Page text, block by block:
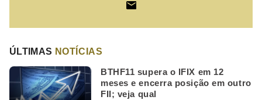
ÚLTIMAS NOTÍCIAS
BTHF11 supera o IFIX em 12
meses e encerra posição em outro
FII; veja qual